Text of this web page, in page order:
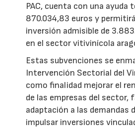
PAC, cuenta con una ayuda
870.034,83 euros y
inversión admisible de
en el sector vitivinícola
Estas subvenciones se
Intervención Sectorial del
como finalidad mejorar el
de las empresas del sector,
adaptación a las demandas
impulsar inversiones